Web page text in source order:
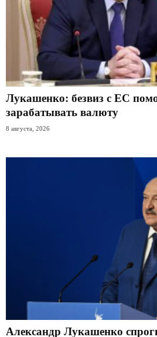
Лукашенко: безвиз с ЕС
зарабатывать валюту
8 августа, 2026
Александр Лукашенко